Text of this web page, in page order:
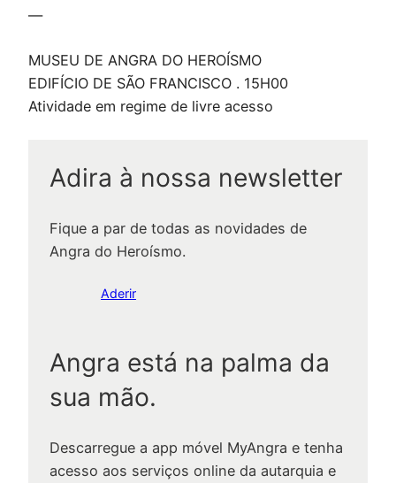
—
MUSEU DE ANGRA DO HEROÍSMO
EDIFÍCIO DE SÃO FRANCISCO . 15H00
Atividade em regime de livre acesso
Adira à nossa newsletter
Fique a par de todas as novidades de
Angra do Heroísmo.
Aderir
Angra está na palma da
sua mão.
Descarregue a app móvel MyAngra e tenha
acesso aos serviços online da autarquia e